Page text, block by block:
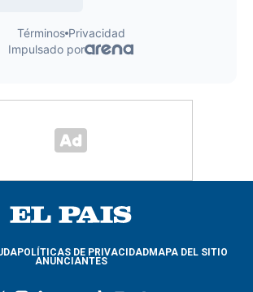
POLÍTICAS DE PRIVACIDADMAPA DEL SITIO
ANUNCIANTES